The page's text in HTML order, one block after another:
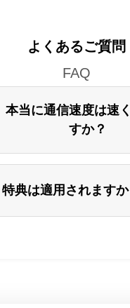
よくあるご質問
FAQ
本当に通信速度は速
すか？
特典は適用されますか